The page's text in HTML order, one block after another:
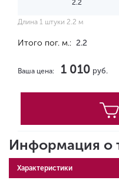
Длина 1 штуки 2.2 м
Итого пог. м.: 2.2
Ваша цена: 1 010 руб.
Информация о
Характеристики